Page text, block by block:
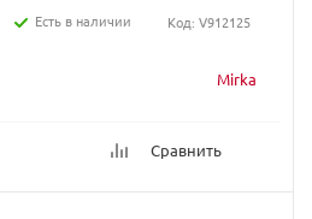
Mirka
Сравнить
Есть в наличии
Код: V912125